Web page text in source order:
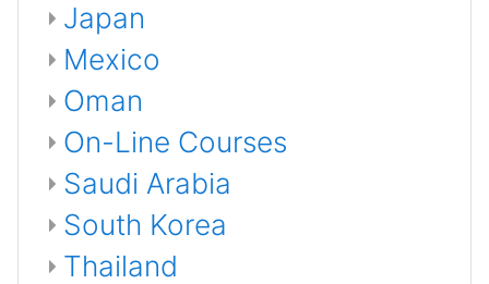
Japan
Mexico
Oman
On-Line Courses
Saudi Arabia
South Korea
Thailand